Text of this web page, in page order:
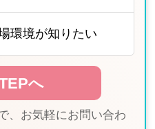
環境が知りたい
、お気軽にお問い合わ